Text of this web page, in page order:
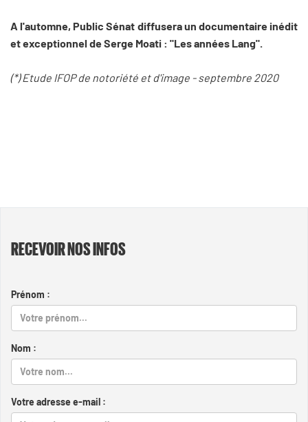
A l'automne, Public Sénat diffusera un documentaire inédit
et exceptionnel de Serge Moati : "Les années Lang".
(*) Etude IFOP de notoriété et d'image - septembre 2020
RECEVOIR NOS INFOS
Prénom :
Nom :
Votre adresse e-mail :